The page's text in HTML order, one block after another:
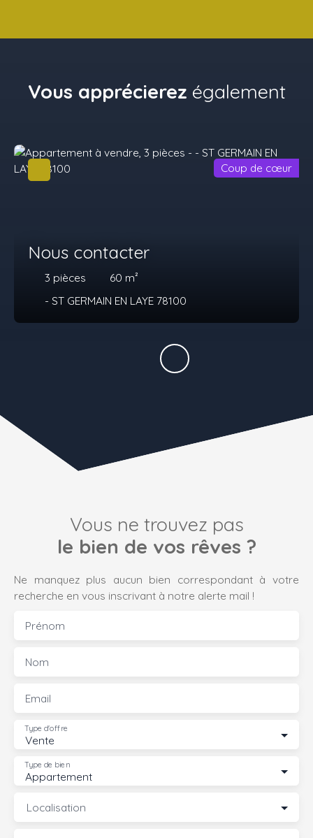
Vous apprécierez également
Nous contacter
3 pièces 60 m²
- ST GERMAIN EN LAYE 78100
Coup de cœur
Vous ne trouvez pas
le bien de vos rêves ?
Ne manquez plus aucun bien correspondant à votre
recherche en vous inscrivant à notre alerte mail !
Prénom
Nom
Email
Vente
Type d'offre
Appartement
Type de bien
Localisation